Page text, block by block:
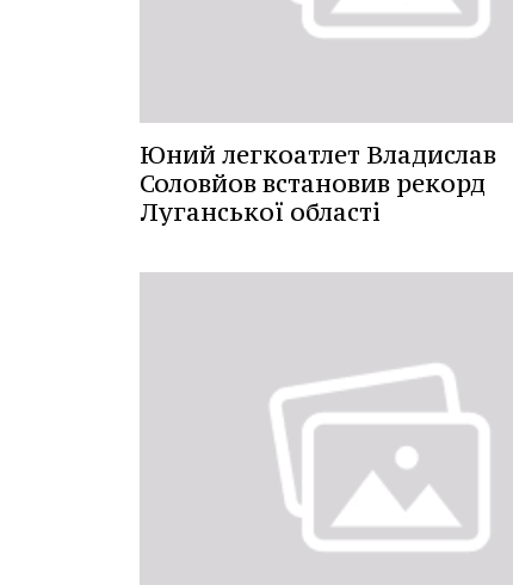
Юний легкоатлет Владислав
Соловйов встановив рекорд
Луганської області